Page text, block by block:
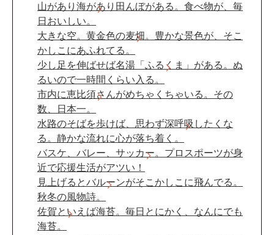
山があり海があり田んぼがある。食べ物が、毎
日おいしい。
大きな空。黄金色の麦畑。豊かな景色が、そこ
かしこにあふれてる。
少し足を伸ばせば名湯「ふるくま」がある。ぬ
るいので一時間くらい入る。
市内に恵比須さんがめちゃくちゃいる。その
数、日本一。
水路のそばを歩けば、思わず深呼吸したくな
る。静かな流れに心が落ち着く。
バスケ、バレー、サッカー。プロスポーツが身
近で応援生活がアツい！
見上げるとバルーンがそこかしこに飛んでる。
秋冬の風物詩。
佐賀といえば海苔。毎日とにかく、なんにでも
海苔。